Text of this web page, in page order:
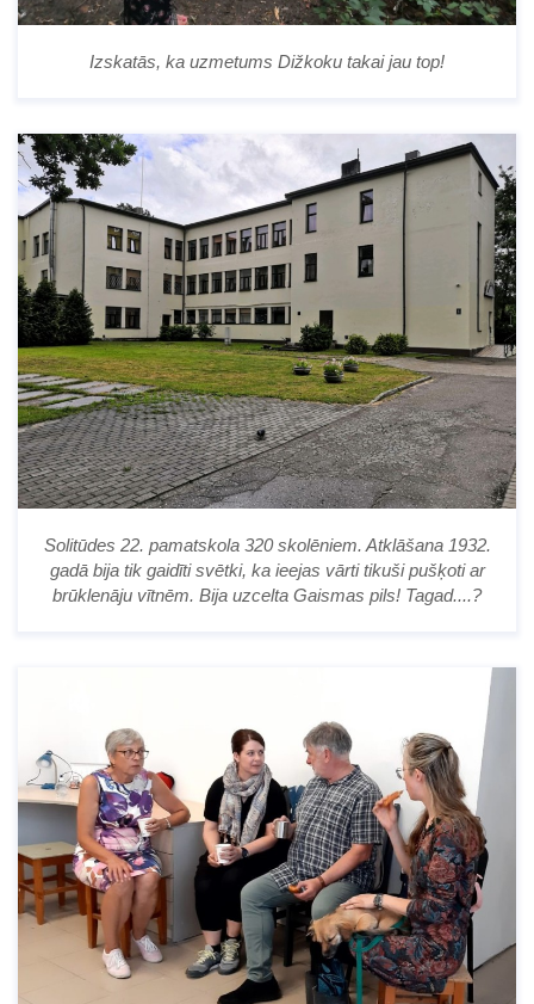
Izskatās, ka uzmetums Dižkoku takai jau top!
Solitūdes 22. pamatskola 320 skolēniem. Atklāšana 1932.
gadā bija tik gaidīti svētki, ka ieejas vārti tikuši pušķoti ar
brūklenāju vītnēm. Bija uzcelta Gaismas pils! Tagad....?